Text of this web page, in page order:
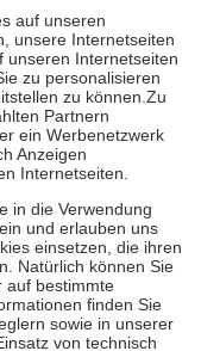
als die tatsächlichen
Online-Apotheken.
beträgt die
Euro je
eigene Gesundheit zu
zu unterstützen,
18. Lebensjahr
die von der